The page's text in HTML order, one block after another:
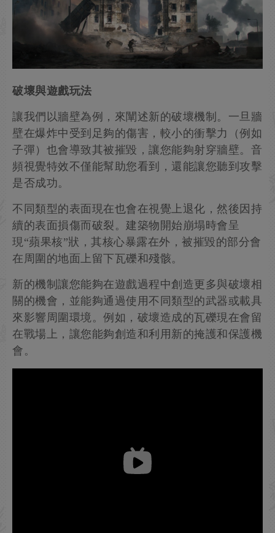
破壞與遊戲玩法
讓我們以牆壁為例，來闡述新的破壞機制。一旦牆
壁在爆炸中受到足夠的傷害，較小的衝擊力（例如
子彈）也會導致其被摧毀，讓您能夠射穿牆壁。音
頻視覺特效不僅能幫助您看到，還能讓您聽到攻擊
是否成功。
不同類型的表面現在也會在視覺上退化，然後因持
續的表面損傷而破裂。建築物開始崩塌時會呈
現“蘋果核”狀，其核心暴露在外，被摧毀的部分會
在周圍的地面上留下瓦礫和殘骸。
新的機制讓您能夠在遊戲過程中創造更多與破壞相
關的機會，並能夠通過使用不同類型的武器或載具
來影響周圍環境。例如，破壞造成的瓦礫現在會留
在戰場上，讓您能夠創造和利用新的掩護和保護機
會。